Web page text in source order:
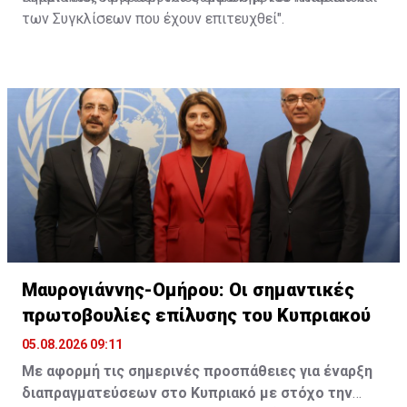
των Συγκλίσεων που έχουν επιτευχθεί".
Μαυρογιάννης-Ομήρου: Οι σημαντικές
πρωτοβουλίες επίλυσης του Κυπριακού
05.08.2026 09:11
Με αφορμή τις σημερινές προσπάθειες για έναρξη
διαπραγματεύσεων στο Κυπριακό με στόχο την